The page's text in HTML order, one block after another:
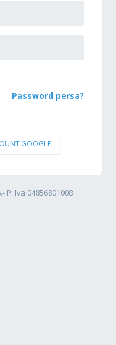
Password persa?
GOOGLE
P. Iva 04856801008